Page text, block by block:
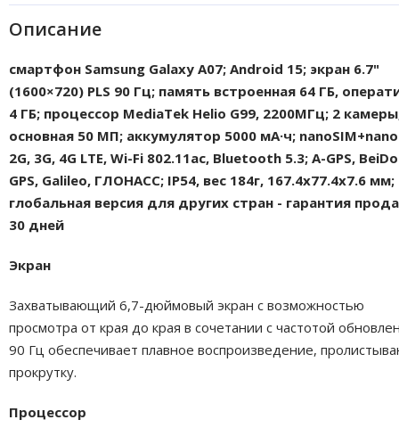
Описание
смартфон Samsung Galaxy A07; Android 15; экран 6.7"
(1600×720) PLS 90 Гц; память встроенная 64 ГБ,
4 ГБ; процессор MediaTek Helio G99, 2200МГц; 2
основная 50 МП; аккумулятор 5000 мА·ч;
2G, 3G, 4G LTE, Wi-Fi 802.11ac, Bluetooth 5.3; A-GPS,
GPS, Galileo, ГЛОНАСС; IP54, вес 184г, 167.4x77.4x7.6 мм;
глобальная версия для других стран - гарантия
30 дней
Экран
Захватывающий 6,7-дюймовый экран с возможностью
просмотра от края до края в сочетании с частотой
90 Гц обеспечивает плавное воспроизведение,
прокрутку.
Процессор